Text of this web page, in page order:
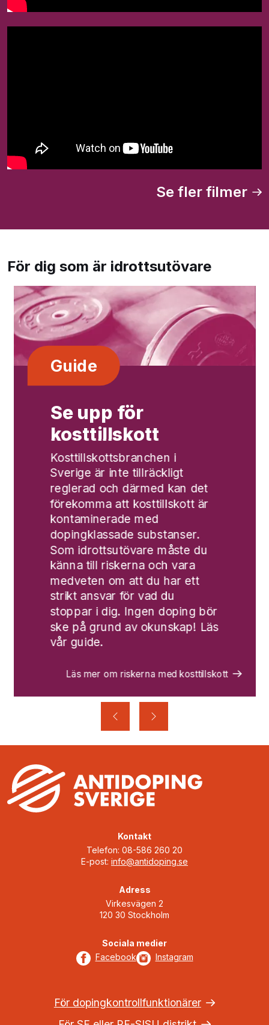
Se fler filmer
För dig som är idrottsutövare
Se upp för
kosttillskott
Kosttillskottsbranchen i
Sverige är inte tillräckligt
reglerad och därmed kan det
förekomma att kosttillskott är
kontaminerade med
dopingklassade substanser.
Som idrottsutövare måste du
känna till riskerna och vara
medveten om att du har ett
strikt ansvar för vad du
stoppar i dig. Ingen doping bör
ske på grund av okunskap! Läs
vår guide.
Guide
Läs mer om riskerna med kosttillskott
Föregående
Nästa
Kontakt
Telefon: 08-586 260 20
E-post: info@antidoping.se
Adress
Virkesvägen 2
120 30 Stockholm
Sociala medier
Facebook
Instagram
För dopingkontrollfunktionärer